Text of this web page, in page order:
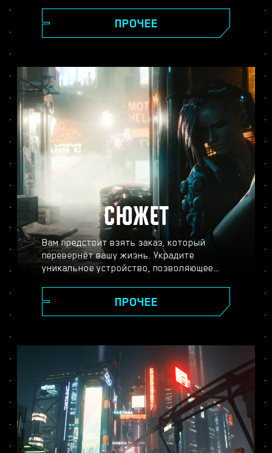
трассировки лучей, повышенной частоте
кадров и другим улучшениям. Выберите
производительности, трассировки лучей
или трассировки лучей для Pro — и
оцените реалистичность изображения,
плавность игрового процесса и другие
новшества в версии Cyberpunk 2077 для
PS5® Pro.
ПРОЧЕЕ
СЮЖЕТ
Вам предстоит взять заказ, который
перевернёт вашу жизнь. Украдите
уникальное устройство, позволяющее
ваши поступки влияют на ход сюжета и
всё, что вас окружает. Выполняйте
Сити, чтобы превратиться из уличного
киберпанка в наёмника высшей лиги и
раскрыть тайну бесценного устройства,
за которым идёт настоящая охота.
ПРОЧЕЕ